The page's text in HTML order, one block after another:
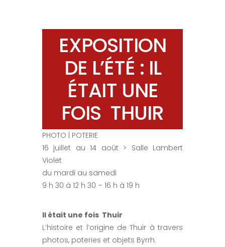
EXPOSITION
DE L’ÉTÉ : IL
ÉTAIT UNE
FOIS THUIR
PHOTO | POTERIE
16 juillet au 14 août > Salle Lambert
Violet
du mardi au samedi
9 h 30 à 12 h 30 – 16 h à 19 h
Il était une fois Thuir
L’histoire et l’origine de Thuir à travers
photos, poteries et objets Byrrh.